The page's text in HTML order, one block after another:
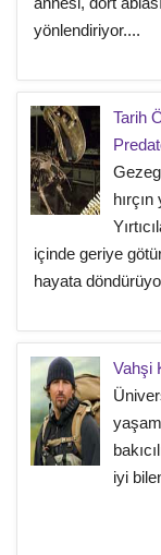
yönlendiriyor....
Tarih
içinde geriye
hayata
Vahşi
iyi